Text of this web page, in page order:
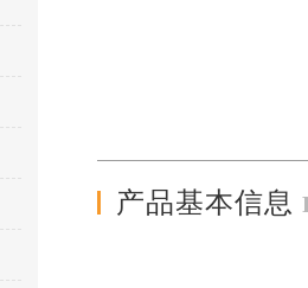
产品基本信息